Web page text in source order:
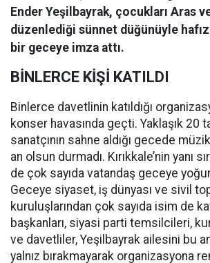
Ender Yeşilbayrak, çocukları Aras
düzenlediği sünnet düğünüyle
bir geceye imza attı.
BİNLERCE KİŞİ KATILDI
Binlerce davetlinin katıldığı
konser havasında geçti. Yaklaşık 20
sanatçının sahne aldığı gecede
an olsun durmadı. Kırıkkale’nin yanı
de çok sayıda vatandaş geceye
Geceye siyaset, iş dünyası ve sivil
kuruluşlarından çok sayıda isim de
başkanları, siyasi parti temsilcileri,
ve davetliler, Yeşilbayrak ailesini bu
yalnız bırakmayarak organizasyona